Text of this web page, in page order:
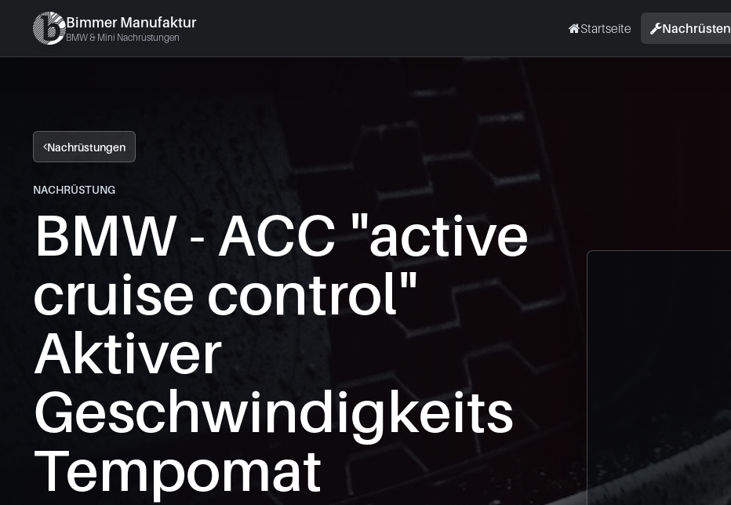
Bimmer Manufaktur
BMW & Mini Nachrüstungen
Startseite Nachrüsten
Nachrüstungen
NACHRÜSTUNG
BMW - ACC "active
cruise control"
Aktiver
Geschwindigkeits
Tempomat